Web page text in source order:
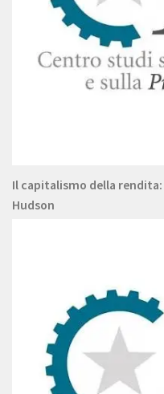
Il capitalismo della
Hudson